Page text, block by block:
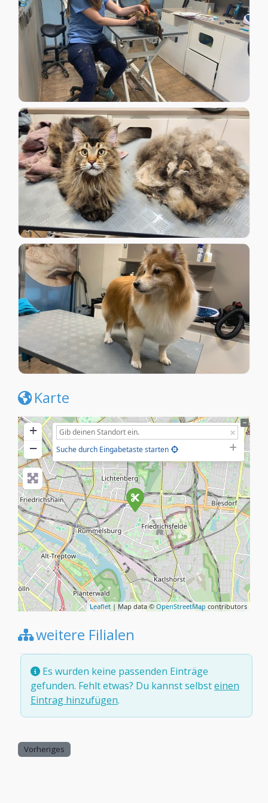
Karte
+
−
Suche durch Eingabetaste starten
Leaflet | Map data © OpenStreetMap contributors
weitere Filialen
Es wurden keine passenden Einträge
gefunden. Fehlt etwas? Du kannst selbsteinen
Eintrag hinzufügen.
Vorheriges